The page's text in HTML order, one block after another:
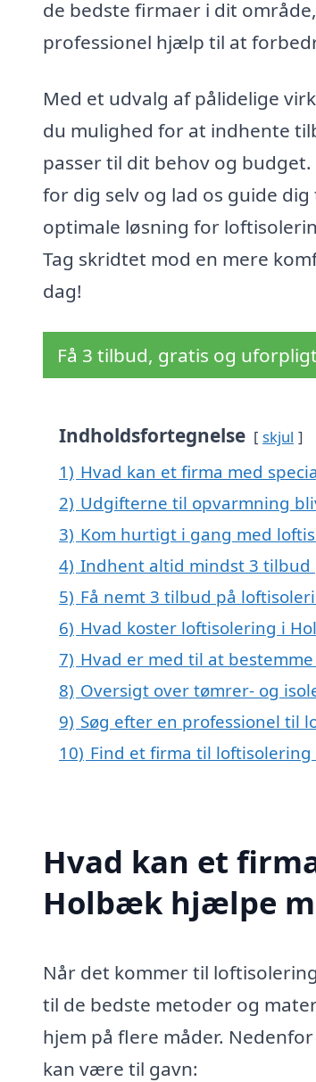
de bedste firmaer i dit
professionel hjælp til at
Med et udvalg af pålidelige
du mulighed for at indhente
passer til dit behov og
for dig selv og lad os guide dig
optimale løsning for
Tag skridtet mod en mere
dag!
Få 3 tilbud, gratis og
Indholdsfortegnelse skjul
1) Hvad kan et firma med
2) Udgifterne til opvarmning
3) Kom hurtigt i gang med
4) Indhent altid mindst 3
5) Få nemt 3 tilbud på
6) Hvad koster loftisolering i
7) Hvad er med til at
8) Oversigt over tømrer- og
9) Søg efter en professionel til
10) Find et firma til
Hvad kan et
Holbæk hjælpe
Når det kommer til
til de bedste metoder og
hjem på flere måder.
kan være til gavn: